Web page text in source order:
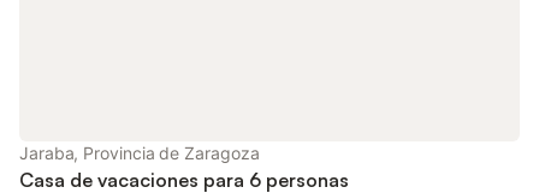
Jaraba, Provincia de Zaragoza
Casa de vacaciones para 6 personas